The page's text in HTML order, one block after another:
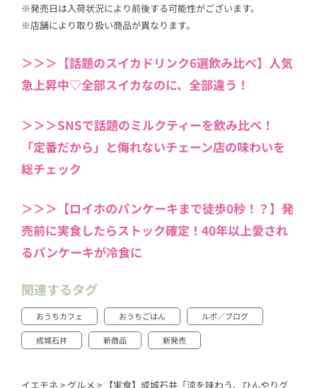
※発売日は入荷状況により前後する可能性がございます。
※店舗により取り扱い商品が異なります。
＞＞＞【話題のスイカドリンク6選飲み比べ】人気
急上昇中♡全部スイカなのに、全部違う！
＞＞＞SNSで話題のミルクティーを飲み比べ！
「定番だから」と侮れないチェーン店の味わいを
総チェック
＞＞＞【ロイホのパンケーキまで徒歩0秒！？】発
売前に実食したらストック確定！40年以上愛され
るパンケーキが冷食に
関連するタグ
おうちカフェ おうちごはん ルポ／ブログ
成城石井 新商品 新発売
イエモネ > グルメ > 【実食】成城石井「涼を味わう、ひんやりグ